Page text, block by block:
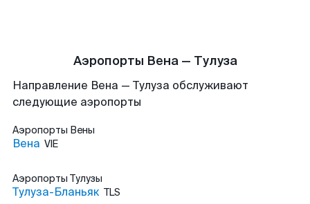
Аэропорты Вена — Тулуза
Направление Вена — Тулуза обслуживают
следующие аэропорты
Аэропорты Вены
Вена VIE
Аэропорты Тулузы
Тулуза-Бланьяк TLS